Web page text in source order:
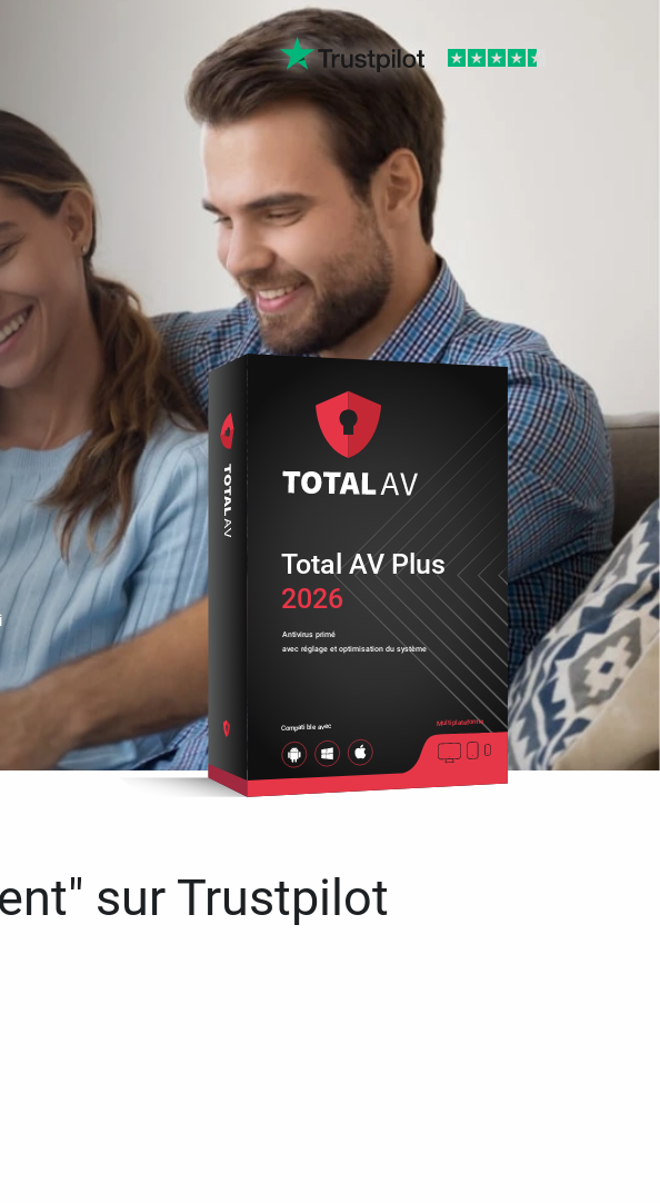
2026
Antivirus primé
avec réglage et optimisation du système
Compatible avec Multiplateforme
Total AV Plus
sur Trustpilot